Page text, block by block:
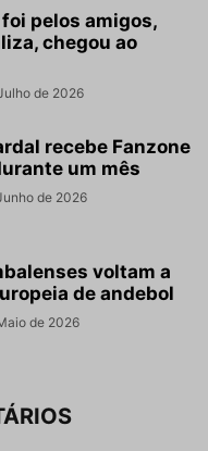
foi pelos amigos,
chegou ao
de 2026
recebe Fanzone
um mês
de 2026
voltam a
de andebol
de 2026